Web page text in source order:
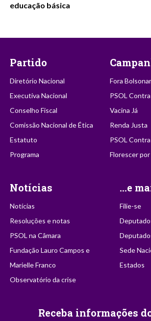
educação básica
Partido
Diretório Nacional
Executiva Nacional
Conselho Fiscal
Comissão Nacional de Ética
Estatuto
Programa
Fora
PSOL
Vacina Já
Renda Justa
PSOL
Florescer
Notícias
Notícias
Resoluções e notas
PSOL na Câmara
Fundação Lauro Campos e
Marielle Franco
Observatório da crise
...e
Filie-se
Sede
Estados
Receba informações